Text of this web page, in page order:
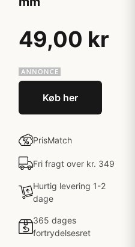
49,00 kr
Køb her
PrisMatch
Fri fragt over kr. 349
Hurtig levering 1-2
dage
365 dages
fortrydelsesret